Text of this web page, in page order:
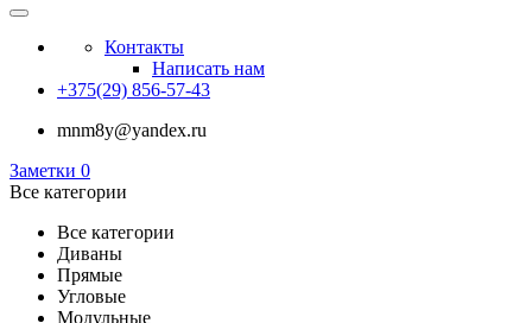
Контакты
Написать нам
+375(29) 856-57-43
mnm8y@yandex.ru
Заметки 0
Все категории
Все категории
Диваны
Прямые
Угловые
Модульные